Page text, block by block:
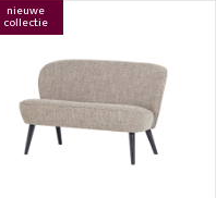
nieuwe
collectie